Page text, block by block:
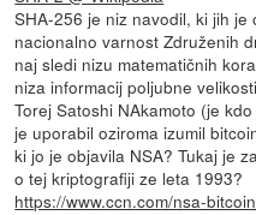
SHA-256 je niz navodil, ki jih
nacionalno varnost Združenih
naj sledi nizu matematičnih
niza informacij poljubne
Torej Satoshi NAkamoto (je
je uporabil oziroma izumil
ki jo je objavila NSA? Tukaj je
o tej kriptografiji ze leta 1993?
https://www.ccn.com/nsa-